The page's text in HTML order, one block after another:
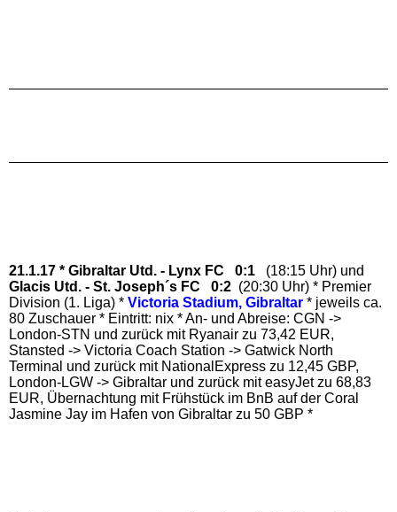
21.1.17 * Gibraltar Utd. - Lynx FC 0:1 (18:15 Uhr) und
Glacis Utd. - St. Joseph´s FC 0:2 (20:30 Uhr) * Premier
Division (1. Liga) * Victoria Stadium, Gibraltar * jeweils ca.
80 Zuschauer * Eintritt: nix * An- und Abreise: CGN ->
London-STN und zurück mit Ryanair zu 73,42 EUR,
Stansted -> Victoria Coach Station -> Gatwick North
Terminal und zurück mit NationalExpress zu 12,45 GBP,
London-LGW -> Gibraltar und zurück mit easyJet zu 68,83
EUR, Übernachtung mit Frühstück im BnB auf der Coral
Jasmine Jay im Hafen von Gibraltar zu 50 GBP *